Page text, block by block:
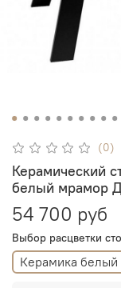
(0)
Керамический
белый мрамор
54 700 руб
Выбор расцветки
Керамика